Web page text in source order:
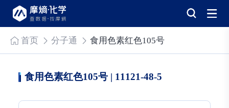
首页 分子通 食用色素红色105号
食用色素红色105号 | 11121-48-5